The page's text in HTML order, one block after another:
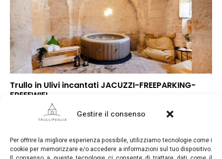
Gestire il consenso
Per offrire la migliore esperienza possibile, utilizziamo tecnologie come i
cookie per memorizzare e/o accedere a informazioni sul tuo dispositivo.
Trullo in Ulivi incantati JACUZZI-FREEPARKING-
FREEEWIFI
Punteggio globale
–Rapporto qualità/prezzo